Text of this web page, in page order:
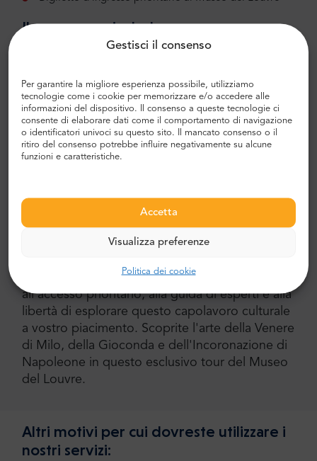
Gestisci il consenso
Per garantire la migliore esperienza possibile, utilizziamo
tecnologie come i cookie per memorizzare e/o accedere alle
informazioni del dispositivo. Il consenso a queste tecnologie ci
consente di elaborare dati come il comportamento di navigazione
o identificatori univoci su questo sito. Il mancato consenso o il
ritiro del consenso potrebbe influire negativamente su alcune
funzioni e caratteristiche.
Accetta
Visualizza preferenze
Politica dei cookie
Il prezzo non include:
Accesso alle mostre temporanee
La mostra di Leonardo da Vinci
Disponibilità:
prenotazione anticipata. Il nostro team
confermerà l'orario esatto del tour dopo la
prenotazione. Per richieste di disponibilità, non
esitate a contattarci.
Vivete il Louvre come mai prima d'ora grazie
all'accesso prioritario, alla guida di esperti e alla
libertà di esplorare questo capolavoro culturale
a vostro piacimento. Scoprite l'arte della Venere
di Milo, della Gioconda e dell'Incoronazione di
Napoleone in questo esclusivo tour del Museo
del Louvre.
Altri motivi per cui dovreste utilizzare i
nostri servizi: